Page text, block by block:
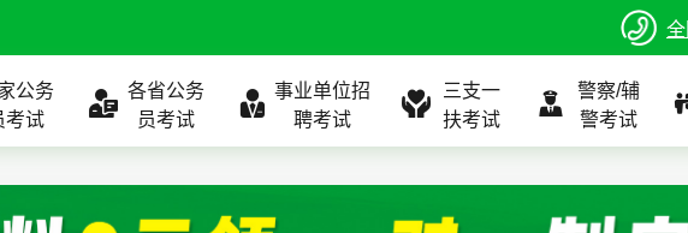
公务
考试
各省公务
员考试
事业单位招
聘考试
三支一
扶考试
警察/辅
警考试